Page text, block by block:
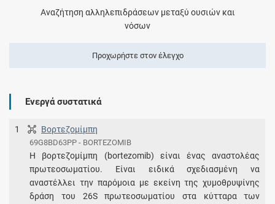
Αναζήτηση αλληλεπιδράσεων μεταξύ ουσιών και
νόσων
Προχωρήστε στον έλεγχο
Ενεργά συστατικά
1 Βορτεζομίμπη
69G8BD63PP - BORTEZOMIB
Η βορτεζομίμπη (bortezomib) είναι ένας αναστολέας
πρωτεοσωματίου. Είναι ειδικά σχεδιασμένη να
αναστέλλει την παρόμοια με εκείνη της χυμοθρυψίνης
δράση του 26S πρωτεοσωματίου στα κύτταρα των